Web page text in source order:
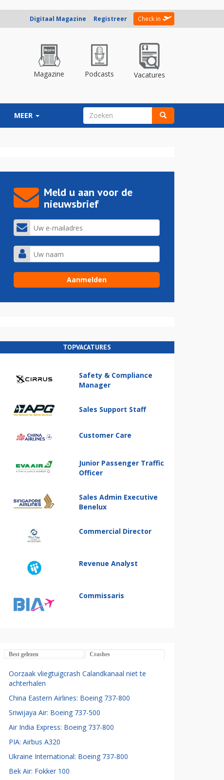
Digitaal Magazine Registreer Check in
Magazine Podcasts Vacatures
MEER ZOEKVELD
Meld u aan voor de
nieuwsbrief
TOPVACATURES
Safety & Compliance
Manager
Sales Support Staff
Customer Care
Junior Passenger Traffic
Officer
Sales Admin Executive
Benelux
Commercial Director
Revenue Analyst
Commissaris
Best gelezen Crashes
Oorzaak vliegtuigcrash Calandkanaal niet te
achterhalen
China Eastern Airlines: Boeing 737-800
Sriwijaya Air: Boeing 737-500
Air India Express: Boeing 737-800
PIA: Airbus A320
Ukraine International: Boeing 737-800
Bek Air: Fokker 100